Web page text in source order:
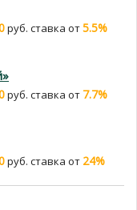
руб. cтавка от5.5%
руб. cтавка от 7.7%
руб. cтавка от 24%